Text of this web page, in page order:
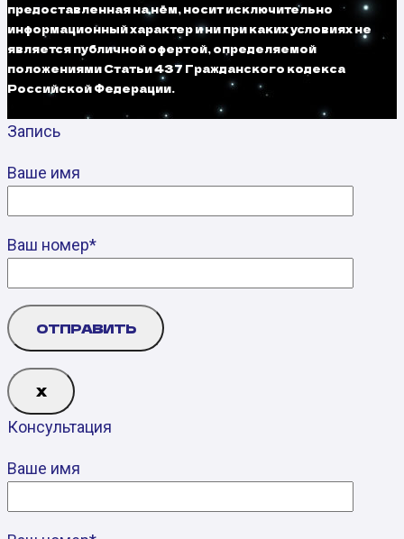
предоставленная на нём, носит исключительно
информационный характер и ни при каких условиях не
является публичной офертой, определяемой
положениями Статьи 437 Гражданского кодекса
Российской Федерации.
Запись
Ваше имя
Ваш номер*
Х
Консультация
Ваше имя